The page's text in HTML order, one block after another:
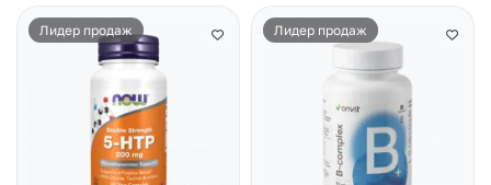
Лидер продаж Лидер продаж